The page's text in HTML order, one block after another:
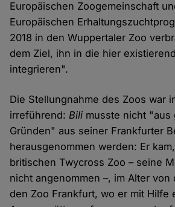
Europäischen Zoogemeinschaft
Europäischen
2018 in den Wuppertaler Zoo
dem Ziel, ihn in die hier
integrieren".
Die Stellungnahme des Zoos war
irreführend:Bili musste nicht "aus
Gründen" aus seiner Frankfurter
herausgenommen werden: Er
britischen Twycross Zoo – seine
nicht angenommen –, im Alter von
den Zoo Frankfurt, wo er mit Hilfe